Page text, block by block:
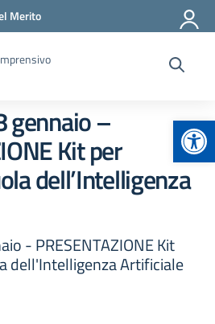
Merito
gennaio –
Kit per
dell’Intelligenza
- PRESENTAZIONE Kit
dell'Intelligenza Artificiale